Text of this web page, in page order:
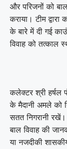
और परिजनों को
कराया। टीम
के बारे में दी गई
विवाह को तत्काल
कलेक्टर श्री हर्षल
के मैदानी अमले को
सतत निगरानी
बाल विवाह की
या नजदीकी